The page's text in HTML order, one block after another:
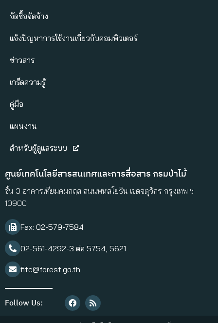
จัดซื้อจัดจ้าง
แจ้งปัญหาการใช้งานเกี่ยวกับคอมพิวเตอร์
ข่าวสาร
เกร็ดความรู้
คู่มือ
แผนงาน
สำหรับผู้ดูแลระบบ
ศูนย์เทคโนโลยีสารสนเทศและการสื่อสาร กรมป่าไม้
ชั้น 3 อาคารเทียมคมกฤส ถนนพหลโยธิน เขตจตุจักร กรุงเทพ ฯ
10900
Fax: 02-579-7584​
02-561-4292-3 ต่อ 5754, 5621
fitc@forest.go.th
Follow Us: